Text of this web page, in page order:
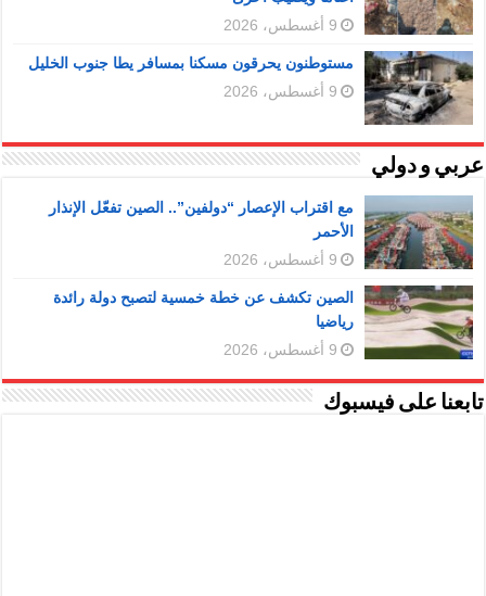
9 أغسطس، 2026
مستوطنون يحرقون مسكنا بمسافر يطا جنوب الخليل
9 أغسطس، 2026
عربي و دولي
مع اقتراب الإعصار “دولفين”.. الصين تفعّل الإنذار
الأحمر
9 أغسطس، 2026
الصين تكشف عن خطة خمسية لتصبح دولة رائدة
رياضيا
9 أغسطس، 2026
تابعنا على فيسبوك